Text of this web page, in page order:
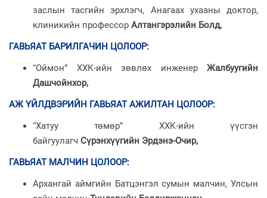
заслын тасгийн эрхлэгч, Анагаах ухааны доктор,
клиникийн профессор Алтангэрэлийн Болд,
ГАВЬЯАТ БАРИЛГАЧИН ЦОЛООР:
“Оймон” ХХК-ийн зөвлөх инженер Жалбуугийн
Дашчойнхор,
АЖ ҮЙЛДВЭРИЙН ГАВЬЯАТ АЖИЛТАН ЦОЛООР:
“Хатуу төмөр” ХХК-ийн үүсгэн
байгуулагч Сүрэнхүүгийн Эрдэнэ-Очир,
ГАВЬЯАТ МАЛЧИН ЦОЛООР:
Архангай аймгийн Батцэнгэл сумын малчин, Улсын